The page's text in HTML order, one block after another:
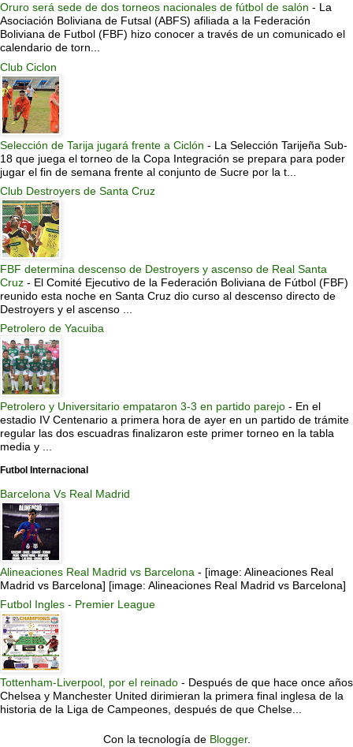
Oruro será sede de dos torneos nacionales de fútbol de salón - La
Asociación Boliviana de Futsal (ABFS) afiliada a la Federación
Boliviana de Futbol (FBF) hizo conocer a través de un comunicado el
calendario de torn...
Club Ciclon
Selección de Tarija jugará frente a Ciclón - La Selección Tarijeña Sub-
18 que juega el torneo de la Copa Integración se prepara para poder
jugar el fin de semana frente al conjunto de Sucre por la t...
Club Destroyers de Santa Cruz
FBF determina descenso de Destroyers y ascenso de Real Santa
Cruz - El Comité Ejecutivo de la Federación Boliviana de Fútbol (FBF)
reunido esta noche en Santa Cruz dio curso al descenso directo de
Destroyers y el ascenso ...
Petrolero de Yacuiba
Petrolero y Universitario empataron 3-3 en partido parejo - En el
estadio IV Centenario a primera hora de ayer en un partido de trámite
regular las dos escuadras finalizaron este primer torneo en la tabla
media y ...
Futbol Internacional
Barcelona Vs Real Madrid
Alineaciones Real Madrid vs Barcelona - [image: Alineaciones Real
Madrid vs Barcelona] [image: Alineaciones Real Madrid vs Barcelona]
Futbol Ingles - Premier League
Tottenham-Liverpool, por el reinado - Después de que hace once años
Chelsea y Manchester United dirimieran la primera final inglesa de la
historia de la Liga de Campeones, después de que Chelse...
Con la tecnología de Blogger.